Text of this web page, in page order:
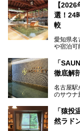
この地
地元住民
ないでし
老朽化し
ってきた
以前の4
容の巨
までま
今回は、
【
選！24
較
愛知県名
や宿泊可
そのた
い」「休
くある
お好み
「
徹底解
名古屋駅
のサウナ
「名古
にする
今回は普
「猿
然ラド